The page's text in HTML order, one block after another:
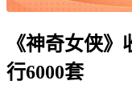
《神奇女侠
行6000套